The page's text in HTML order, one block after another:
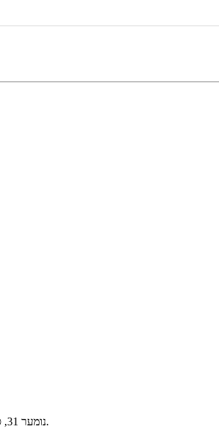
נומער 31, סעקציע 3, מינשאן ראוד, נאציאנאלע עקאנאמישע אנטוויקלונג זאָנע, דעיאנג שטאָט, כינע.